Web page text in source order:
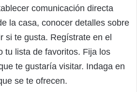
comunicación directa
la casa, conocer detalles sobre
si te gusta. Regístrate en el
tu lista de favoritos. Fija los
te gustaría visitar. Indaga en
se te ofrecen.